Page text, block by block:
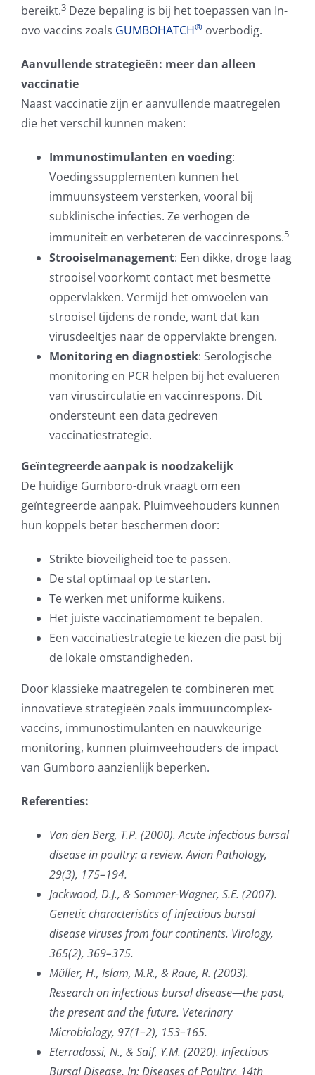
bereikt.3Deze bepaling is bij het toepassen van In-
ovo vaccins zoals GUMBOHATCH®overbodig.
Aanvullende strategieën: meer dan alleen
vaccinatie
Naast vaccinatie zijn er aanvullende maatregelen
die het verschil kunnen maken:
Immunostimulanten en voeding:
Voedingssupplementen kunnen het
immuunsysteem versterken, vooral bij
subklinische infecties. Ze verhogen de
immuniteit en verbeteren de vaccinrespons.5
Strooiselmanagement: Een dikke, droge laag
strooisel voorkomt contact met besmette
oppervlakken. Vermijd het omwoelen van
strooisel tijdens de ronde, want dat kan
virusdeeltjes naar de oppervlakte brengen.
Monitoring en diagnostiek: Serologische
monitoring en PCR helpen bij het evalueren
van viruscirculatie en vaccinrespons. Dit
ondersteunt een data gedreven
vaccinatiestrategie.
Geïntegreerde aanpak is noodzakelijk
De huidige Gumboro-druk vraagt om een
geïntegreerde aanpak. Pluimveehouders kunnen
hun koppels beter beschermen door:
Strikte bioveiligheid toe te passen.
De stal optimaal op te starten.
Te werken met uniforme kuikens.
Het juiste vaccinatiemoment te bepalen.
Een vaccinatiestrategie te kiezen die past bij
de lokale omstandigheden.
Door klassieke maatregelen te combineren met
innovatieve strategieën zoals immuuncomplex-
vaccins, immunostimulanten en nauwkeurige
monitoring, kunnen pluimveehouders de impact
van Gumboro aanzienlijk beperken.
Referenties:
Van den Berg, T.P. (2000).Acute infectious bursal
disease in poultry: a review.Avian Pathology,
29(3), 175–194.
Jackwood, D.J., & Sommer-Wagner, S.E. (2007).
Genetic characteristics of infectious bursal
disease viruses from four continents. Virology,
365(2), 369–375.
Müller, H., Islam, M.R., & Raue, R. (2003).
Research on infectious bursal disease—the past,
the present and the future. Veterinary
Microbiology, 97(1–2), 153–165.
Eterradossi, N., & Saif, Y.M. (2020). Infectious
Bursal Disease. In: Diseases of Poultry, 14th